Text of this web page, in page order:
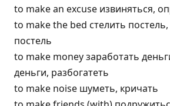
to make an excuse извиняться,
to make the bed стелить постель,
постель
to make money заработать
деньги, разбогатеть
to make noise шуметь, кричать